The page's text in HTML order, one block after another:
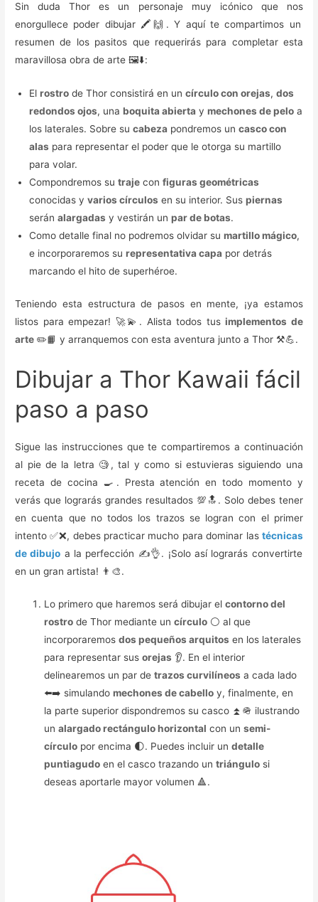
Sin duda Thor es un personaje muy icónico que nos
enorgullece poder dibujar 🖍️🙌. Y aquí te compartimos un
resumen de los pasitos que requerirás para completar esta
maravillosa obra de arte 🖼️⬇️:
Elrostro de Thor consistirá en uncírculo con orejas,dos
redondos ojos, una boquita abierta ymechones de pelo a
los laterales. Sobre sucabeza pondremos uncasco con
alas para representar el poder que le otorga su martillo
para volar.
Compondremos sutraje configuras geométricas
conocidas yvarios círculos en su interior. Suspiernas
seránalargadas y vestirán unpar de botas.
Como detalle final no podremos olvidar sumartillo mágico,
e incorporaremos surepresentativa capa por detrás
marcando el hito de superhéroe.
Teniendo esta estructura de pasos en mente, ¡ya estamos
listos para empezar! 🚀💫. Alista todos tusimplementos de
arte ✏️📙 y arranquemos con esta aventura junto a Thor ⚒️💪.
Dibujar a Thor Kawaii fácil
paso a paso
Sigue las instrucciones que te compartiremos a continuación
al pie de la letra 🧐, tal y como si estuvieras siguiendo una
receta de cocina 🍳. Presta atención en todo momento y
verás que lograrás grandes resultados 💯🔝. Solo debes tener
en cuenta que no todos los trazos se logran con el primer
intento ✅❌, debes practicar mucho para dominar las técnicas
de dibujo a la perfección ✍️👌. ¡Solo así lograrás convertirte
en un gran artista! 👨‍🎨.
Lo primero que haremos será dibujar elcontorno del
rostro de Thor mediante uncírculo ⚪️ al que
incorporaremosdos pequeños arquitos en los laterales
para representar susorejas 👂. En el interior
delinearemos un par detrazos curvilíneos a cada lado
⬅️➡️ simulandomechones de cabello y, finalmente, en
la parte superior dispondremos su casco ⏫🪖 ilustrando
unalargado rectángulo horizontal con unsemi-
círculo por encima 🌓. Puedes incluir undetalle
puntiagudo en el casco trazando untriángulo si
deseas aportarle mayor volumen 🔺.